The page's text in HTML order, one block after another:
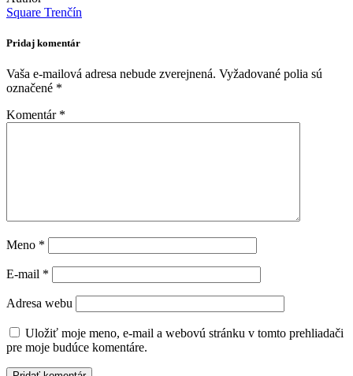
Square Trenčín
Pridaj komentár
Vaša e-mailová adresa nebude zverejnená. Vyžadované polia sú
označené *
Komentár *
Meno *
E-mail *
Adresa webu
Uložiť moje meno, e-mail a webovú stránku v tomto prehliadači
pre moje budúce komentáre.